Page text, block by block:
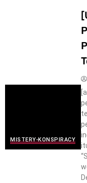
MISTERY-KONSPIRACY